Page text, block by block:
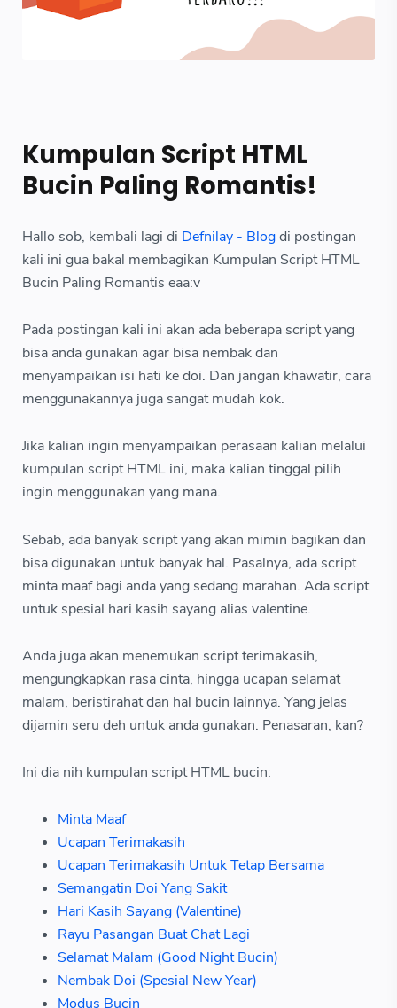
Kumpulan Script HTML
Bucin Paling Romantis!
Hallo sob, kembali lagi di Defnilay - Blogdi postingan
kali ini gua bakal membagikan Kumpulan Script HTML
Bucin Paling Romantis eaa:v
Pada postingan kali ini akan ada beberapa script yang
bisa anda gunakan agar bisa nembak dan
menyampaikan isi hati ke doi. Dan jangan khawatir, cara
menggunakannya juga sangat mudah kok.
Jika kalian ingin menyampaikan perasaan kalian melalui
kumpulan script HTML ini, maka kalian tinggal pilih
ingin menggunakan yang mana.
Sebab, ada banyak script yang akan mimin bagikan dan
bisa digunakan untuk banyak hal. Pasalnya, ada script
minta maaf bagi anda yang sedang marahan. Ada script
untuk spesial hari kasih sayang alias valentine.
Anda juga akan menemukan script terimakasih,
mengungkapkan rasa cinta, hingga ucapan selamat
malam, beristirahat dan hal bucin lainnya. Yang jelas
dijamin seru deh untuk anda gunakan. Penasaran, kan?
Ini dia nih kumpulan script HTML bucin:
Minta Maaf
Ucapan Terimakasih
Ucapan Terimakasih Untuk Tetap Bersama
Semangatin Doi Yang Sakit
Hari Kasih Sayang (Valentine)
Rayu Pasangan Buat Chat Lagi
Selamat Malam (Good Night Bucin)
Nembak Doi (Spesial New Year)
Modus Bucin